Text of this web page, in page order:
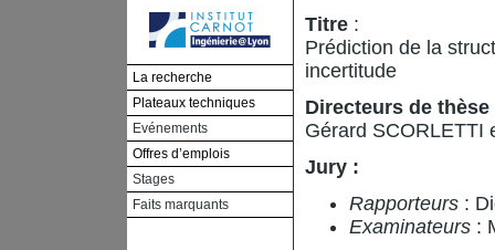
La recherche
Plateaux techniques
Evénements
Offres d’emplois
Stages
Faits marquants
Titre :
Prédiction de la
incertitude
Directeurs de thèse
Gérard SCORLETTI
Jury :
Rapporteurs :
Examinateurs :